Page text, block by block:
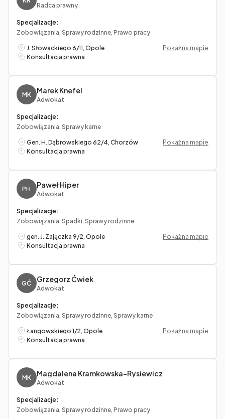
Radca prawny
Specjalizacje:
Zobowiązania, Sprawy rodzinne, Prawo pracy
J. Słowackiego 6/11, Opole
Pokaż na mapie
Konsultacja prawna
MK Marek Knefel
Adwokat
Specjalizacje:
Zobowiązania, Sprawy karne
Gen. H. Dąbrowskiego 62/4, Chorzów
Pokaż na mapie
Konsultacja prawna
PH Paweł Hiper
Adwokat
Specjalizacje:
Zobowiązania, Spadki, Sprawy rodzinne
gen. J. Zajączka 9/2, Opole
Pokaż na mapie
Konsultacja prawna
GĆ Grzegorz Ćwiek
Adwokat
Specjalizacje:
Zobowiązania, Sprawy rodzinne, Sprawy karne
Łangowskiego 1/2, Opole
Pokaż na mapie
Konsultacja prawna
MK Magdalena Kramkowska-Rysiewicz
Adwokat
Specjalizacje:
Zobowiązania, Sprawy rodzinne, Prawo pracy